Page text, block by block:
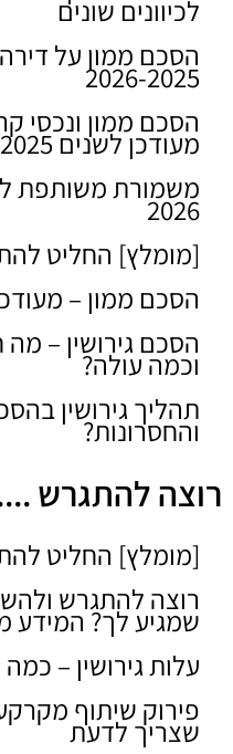
לכיוונים שונים
הסכם ממון על
2026-2025
הסכם ממון ונכסי
מעודכן לשנים 2026-2025
משמורת משותפת
2026
[מומלץ] החליט
הסכם ממון – מעודכן
הסכם גירושין –
וכמה עולה?
תהליך גירושין
והחסרונות?
רוצה להתגרש
[מומלץ] החליט
רוצה להתגרש
שמגיע לך? המידע
עלות גירושין – כמה
פירוק שיתוף
שצריך לדעת